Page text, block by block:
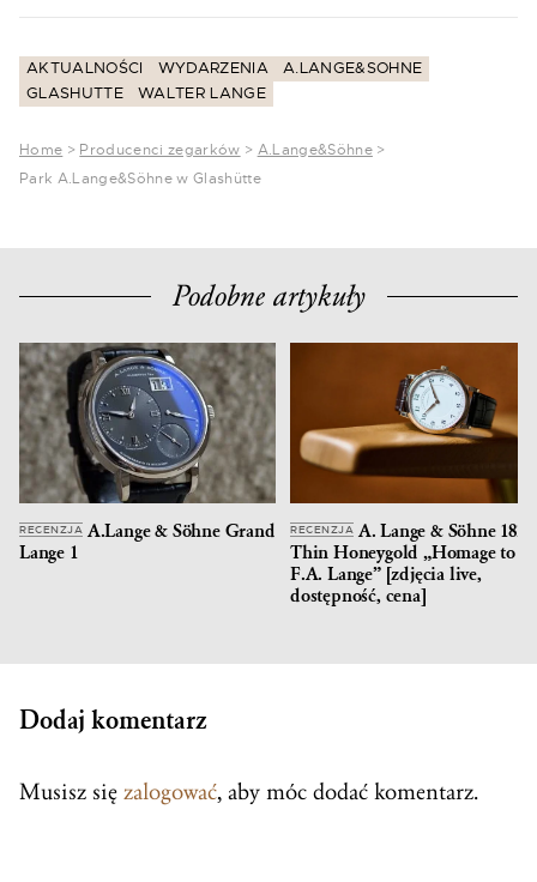
AKTUALNOŚCI WYDARZENIA
A.LANGE&SOHNE
GLASHUTTE
WALTER LANGE
Home > Producenci zegarków > A.Lange&Söhne>
Park A.Lange&Söhne w Glashütte
Podobne artykuły
RECENZJA A.Lange & Söhne Grand
Lange 1
RECENZJA A. Lange & Söhne 1815
Thin Honeygold „Homage to
F.A. Lange” [zdjęcia live,
dostępność, cena]
Dodaj komentarz
Musisz się zalogować, aby móc dodać komentarz.